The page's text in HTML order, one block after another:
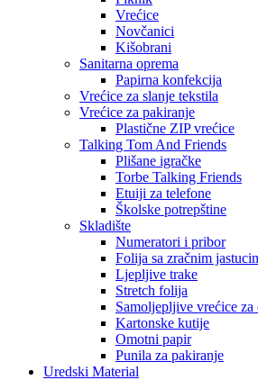
Vrećice
Novčanici
Kišobrani
Sanitarna oprema
Papirna konfekcija
Vrećice za slanje tekstila
Vrećice za pakiranje
Plastične ZIP vrećice
Talking Tom And Friends
Plišane igračke
Torbe Talking Friends
Etuiji za telefone
Školske potrepštine
Skladište
Numeratori i pribor
Folija sa zračnim
Ljepljive trake
Stretch folija
Samoljepljive vrećice za
Kartonske kutije
Omotni papir
Punila za pakiranje
Uredski Material